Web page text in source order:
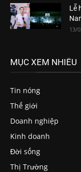
Lễ
13/
MỤC XEM NHIỀU
Tin nóng
Thế giới
Doanh nghiệp
Kinh doanh
Đời sống
Thị Trường